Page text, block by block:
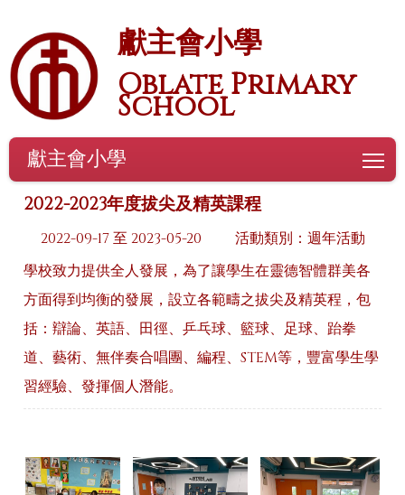
獻主會小學
Oblate Primary
School
獻主會小學
2022-2023年度拔尖及精英課程
2022-09-17 至 2023-05-20
活動類別：週年活動
學校致力提供全人發展，為了讓學生在靈德智體群美各
方面得到均衡的發展，設立各範疇之拔尖及精英程，包
括：辯論、英語、田徑、乒乓球、籃球、足球、跆拳
道、藝術、無伴奏合唱團、編程、STEM等，豐富學生學
習經驗、發揮個人潛能。